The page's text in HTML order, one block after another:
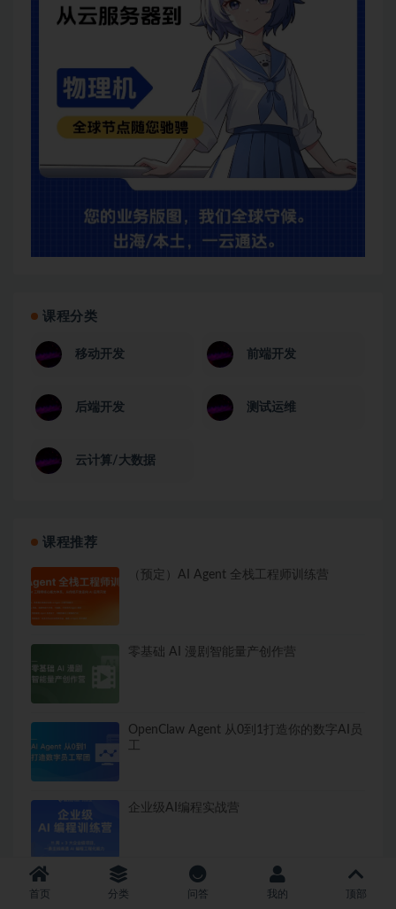
课程分类
移动开发 前端开发
后端开发 测试运维
云计算/大数据
课程推荐
（预定）AI Agent 全栈工程师训练营
零基础 AI 漫剧智能量产创作营
OpenClaw Agent 从0到1打造你的数字AI员
工
企业级AI编程实战营
首页 分类 问答 我的 顶部